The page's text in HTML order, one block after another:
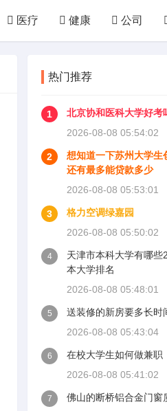
医疗 健康 公司
热门推荐
1
北京协和医科大学好考
2026-08-08 05:54:02
2
想知道一下苏州大学生
还有最多能贷款多少
2026-08-08 05:53:01
3
格力空调绿嘉园
2026-08-08 05:50:02
4
天津市本科大学有哪些
本大学排名
2026-08-08 05:48:01
5
送装修的新房要多长时
2026-08-08 05:43:04
6
在校大学生如何做兼职
2026-08-08 05:41:02
7
佛山的断桥铝合金门窗